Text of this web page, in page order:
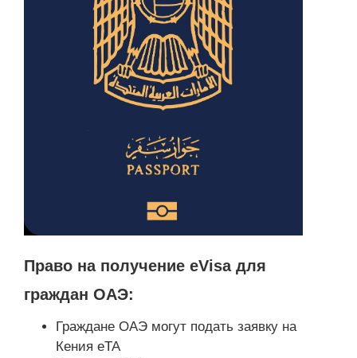
Право на получение eVisa для
граждан ОАЭ:
Граждане ОАЭ могут подать заявку на
Кения eTA